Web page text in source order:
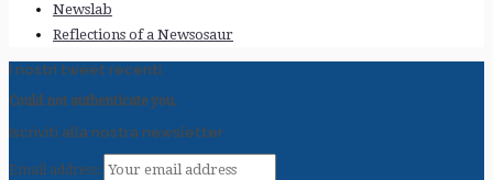
Newslab
Reflections of a Newsosaur
I nostri tweet recenti
Could not authenticate you.
Iscriviti alla nostra newsletter
Email address: